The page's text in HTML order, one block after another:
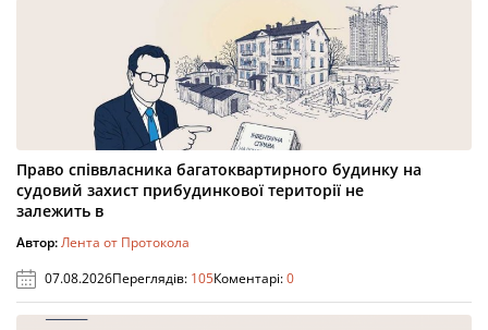
Право співвласника багатоквартирного будинку на
судовий захист прибудинкової території не
залежить в
Автор:Лента от Протокола
07.08.2026Переглядів: 105Коментарі:0